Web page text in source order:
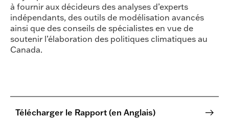
à fournir aux décideurs des analyses d’experts
indépendants, des outils de modélisation avancés
ainsi que des conseils de spécialistes en vue de
soutenir l’élaboration des politiques climatiques au
Canada.
Télécharger le Rapport (en Anglais)